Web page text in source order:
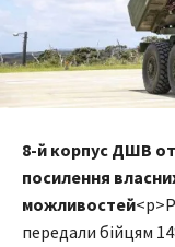
8-й корпус ДШВ
посилення
можливостей
передали бійцям